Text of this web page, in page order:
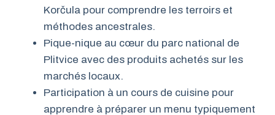
Korčula pour comprendre les terroirs et
méthodes ancestrales.
Pique-nique au cœur du parc national de
Plitvice avec des produits achetés sur les
marchés locaux.
Participation à un cours de cuisine pour
apprendre à préparer un menu typiquement